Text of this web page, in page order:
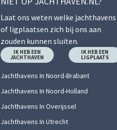
Laat ons weten welke jachthavens
of ligplaatsen zich bij ons aan
zouden kunnen sluiten.
IK HEB EEN
JACHTHAVEN
IK HEB EEN
LIGPLAATS
Jachthavens In Noord-Brabant
Jachthavens In Noord-Holland
Jachthavens In Overijssel
Jachthavens In Utrecht